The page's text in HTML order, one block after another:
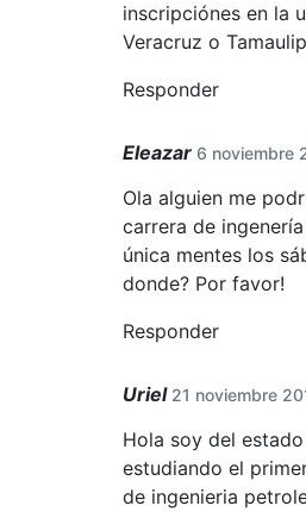
inscripciónes en la
Veracruz o
Responder
Eleazar 6 noviembre
Ola alguien me
carrera de
única mentes los
donde? Por favor!
Responder
Uriel 21 noviembre
Hola soy del
estudiando el
de ingenieria